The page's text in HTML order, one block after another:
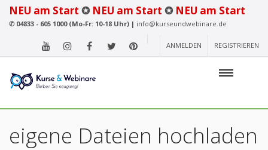
NEU am Start ✪ NEU am Start ✪ NEU am Start
✆04833 - 605 1000 (Mo-Fr: 10-18 Uhr) | info@kurseundwebinare.de
ANMELDEN REGISTRIEREN
eigene Dateien hochladen